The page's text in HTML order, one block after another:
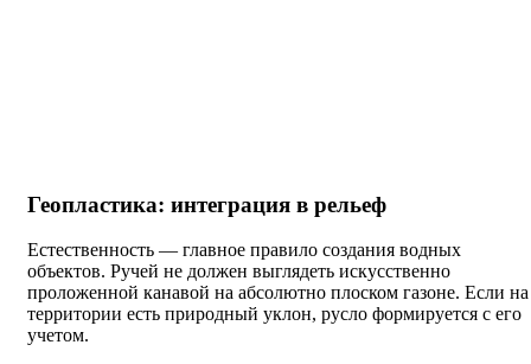
Геопластика: интеграция в рельеф
Естественность — главное правило создания водных
объектов. Ручей не должен выглядеть искусственно
проложенной канавой на абсолютно плоском газоне. Если на
территории есть природный уклон, русло формируется с его
учетом.